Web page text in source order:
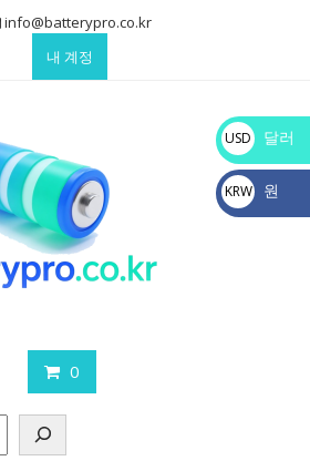
info@batterypro.co.kr
내 계정
0
색
USD
$
달러
KRW
₩
원